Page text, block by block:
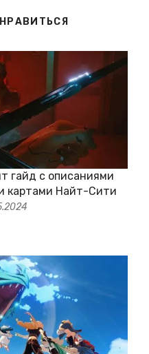
гайд с описаниями
картами Найт-Сити